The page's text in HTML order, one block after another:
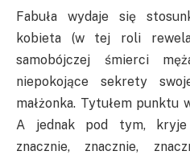
Fabuła wydaje się
kobieta (w tej roli
samobójczej śmierci
niepokojące sekrety
małżonka. Tytułem punktu
A jednak pod tym, kryje
znacznie, znacznie,